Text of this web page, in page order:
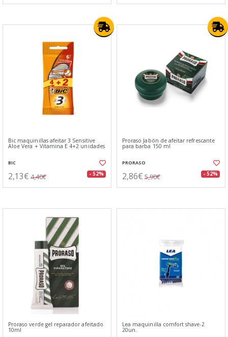
Bic maquinillas afeitar 3 Sensitive
Aloe Vera + Vitamina E 4+2 unidades
BIC
2,13€ 4,40€ - 52%
Proraso Jabón de afeitar refrescante
para barba 150 ml
PRORASO
2,86€ 5,90€ - 52%
Proraso verde gel reparador afeitado
10ml
Lea maquinilla comfort shave-2
20un.